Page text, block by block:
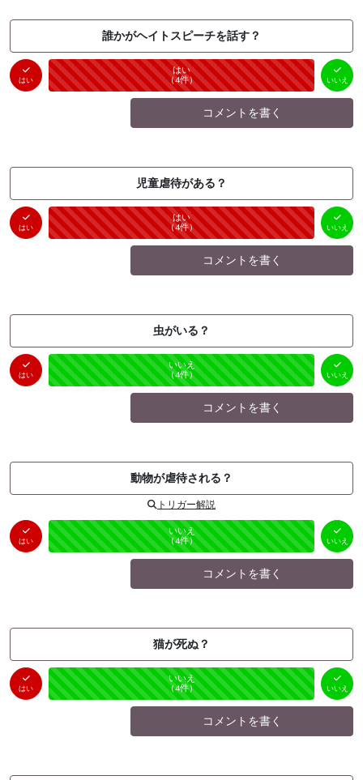
誰かがヘイトスピーチを話す？
はい
はい
（4件） 未投票
いいえ
（ 0件）
いいえ
コメントを書く
児童虐待がある？
はい
はい
（4件） 未投票
いいえ
（ 0件）
いいえ
コメントを書く
虫がいる？
はい
はい
（0件）
未投票
いいえ
（4件） いいえ
コメントを書く
動物が虐待される？
トリガー解説
はい
はい
（0件）
未投票
いいえ
（4件） いいえ
コメントを書く
猫が死ぬ？
はい
はい
（0件）
未投票
いいえ
（4件） いいえ
コメントを書く